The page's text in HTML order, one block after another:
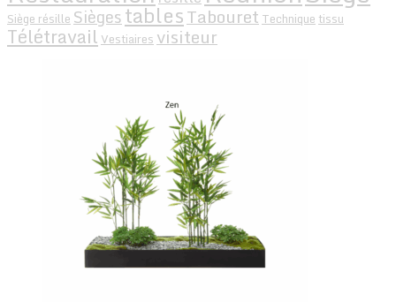
Siège résille SiègestablesTabouret Technique tissu
Télétravail Vestiaires visiteur